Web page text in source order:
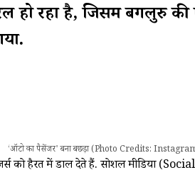
हो रहा है, जिसमें बेंगलुरु
‘ऑटो का पैसेंजर' बना बछड़ा (Photo Credits:
को हैरत में डाल देते हैं. सोशल मीडिया